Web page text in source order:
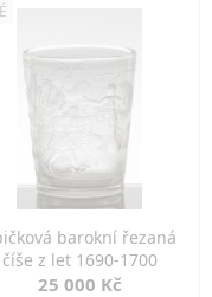
barokní řezaná
číše z let 1690-1700
25 000 Kč